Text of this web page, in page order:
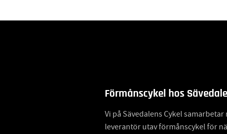
Förmånscykel hos
Vi på Sävedalens Cykel
leverantör utav förmånscykel för